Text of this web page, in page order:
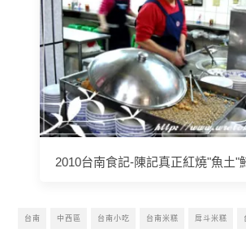
2010台南食記-陳記真正紅燒"魚土"
台南 中西區 台南小吃 台南米糕 戽斗米糕